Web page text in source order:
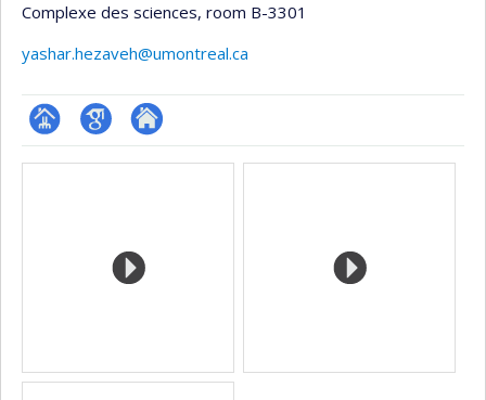
Complexe des sciences, room B-3301
yashar.hezaveh@umontreal.ca
Page GoogleAutre
Media